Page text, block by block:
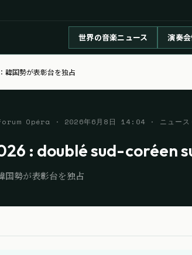
世界の音楽ニュース 演奏会
韓国勢が表彰台を独占
Opéra · 2026年6月8日 14:04 · ニュース
: doublé sud-coréen
国勢が表彰台を独占